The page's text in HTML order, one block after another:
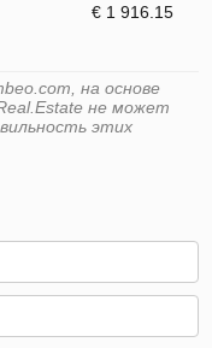
€ 1 916.15
на основе
не может
этих